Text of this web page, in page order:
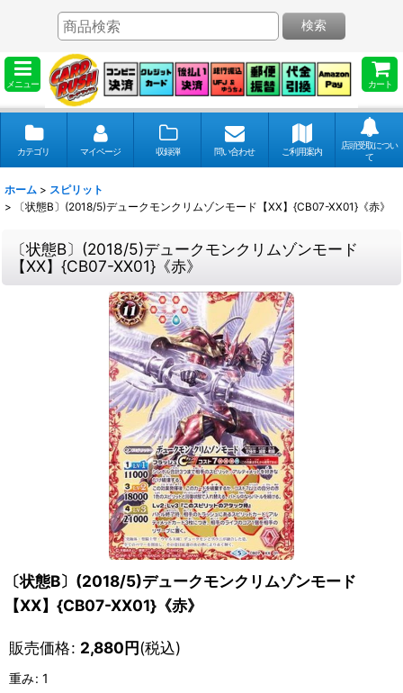
メニュー カート
検索
カテゴリ マイページ 収録弾 問い合わせ ご利用案内
店頭受取につい
て
ホーム > スピリット
>
〔状態B〕(2018/5)デュークモンクリムゾンモード【XX】{CB07-XX01}《赤》
〔状態B〕(2018/5)デュークモンクリムゾンモード
【XX】{CB07-XX01}《赤》
〔状態B〕(2018/5)デュークモンクリムゾンモード
【XX】{CB07-XX01}《赤》
販売価格: 2,880円(税込)
重み: 1